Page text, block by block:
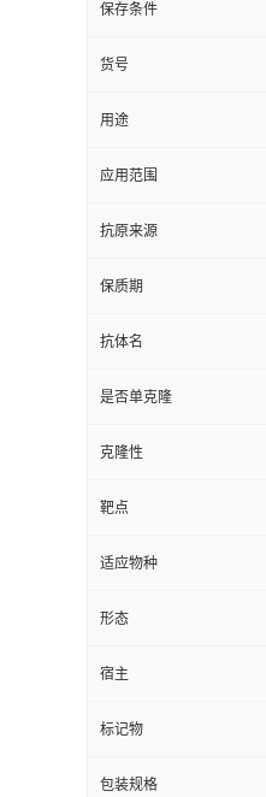
保存条件
货号
用途
应用范围
抗原来源
保质期
抗体名
是否单克隆
克隆性
靶点
适应物种
形态
宿主
标记物
包装规格